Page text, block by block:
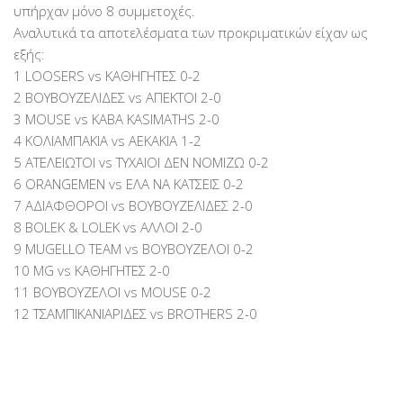
υπήρχαν μόνο 8 συμμετοχές.
Αναλυτικά τα αποτελέσματα των προκριματικών είχαν ως
εξής:
1 LOOSERS vs ΚΑΘΗΓΗΤΕΣ 0-2
2 ΒΟΥΒΟΥΖΕΛΙΔΕΣ vs ΑΠΕΚΤΟΙ 2-0
3 MOUSE vs KABA KASIMATHS 2-0
4 ΚΟΛΙΑΜΠΑΚΙΑ vs ΑΕΚΑΚΙΑ 1-2
5 ΑΤΕΛΕΙΩΤΟΙ vs ΤΥΧΑΙΟΙ ΔΕΝ ΝΟΜΙΖΩ 0-2
6 ORANGEMEN vs ΕΛΑ ΝΑ ΚΑΤΣΕΙΣ 0-2
7 ΑΔΙΑΦΘΟΡΟΙ vs ΒΟΥΒΟΥΖΕΛΙΔΕΣ 2-0
8 BOLEK & LOLEK vs ΑΛΛΟΙ 2-0
9 MUGELLO TEAM vs ΒΟΥΒΟΥΖΕΛΟΙ 0-2
10 MG vs ΚΑΘΗΓΗΤΕΣ 2-0
11 ΒΟΥΒΟΥΖΕΛΟΙ vs MOUSE 0-2
12 ΤΣΑΜΠΙΚΑΝΙΑΡΙΔΕΣ vs BROTHERS 2-0